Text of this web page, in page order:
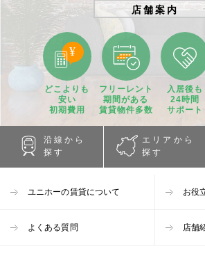
店舗案内
どこよりも
安い
初期費用
フリーレント
期間がある
賃貸物件多数
入居後も
24時間
サポート
沿線から
探す
エリアから
探す
ユニホーの賃貸について お役
よくある質問 店舗